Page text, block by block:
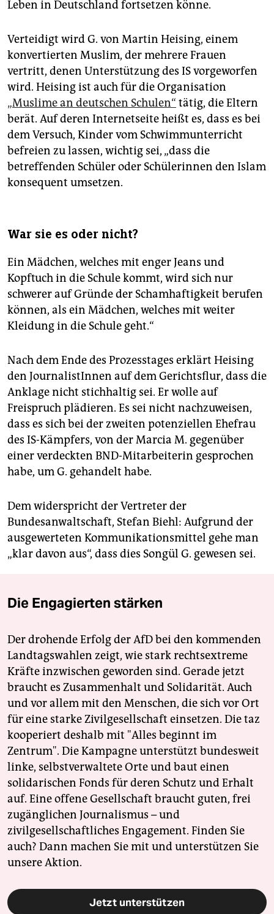
Leben in Deutschland fortsetzen könne.
Verteidigt wird G. von Martin Heising, einem
konvertierten Muslim, der mehrere Frauen
vertritt, denen Unterstützung des IS vorgeworfen
wird. Heising ist auch für die Organisation
„Muslime an deutschen Schulen“ tätig, die Eltern
berät. Auf deren Internetseite heißt es, dass es bei
dem Versuch, Kinder vom Schwimmunterricht
befreien zu lassen, wichtig sei, „dass die
betreffenden Schüler oder Schülerinnen den Islam
konsequent umsetzen.
War sie es oder nicht?
Ein Mädchen, welches mit enger Jeans und
Kopftuch in die Schule kommt, wird sich nur
schwerer auf Gründe der Schamhaftigkeit berufen
können, als ein Mädchen, welches mit weiter
Kleidung in die Schule geht.“
Nach dem Ende des Prozesstages erklärt Heising
den JournalistInnen auf dem Gerichtsflur, dass die
Anklage nicht stichhaltig sei. Er wolle auf
Freispruch plädieren. Es sei nicht nachzuweisen,
dass es sich bei der zweiten potenziellen Ehefrau
des IS-Kämpfers, von der Marcia M. gegenüber
einer verdeckten BND-Mitarbeiterin gesprochen
habe, um G. gehandelt habe.
Dem widerspricht der Vertreter der
Bundesanwaltschaft, Stefan Biehl: Aufgrund der
ausgewerteten Kommunikationsmittel gehe man
„klar davon aus“, dass dies Songül G. gewesen sei.
Die Engagierten stärken
Der drohende Erfolg der AfD bei den kommenden
Landtagswahlen zeigt, wie stark rechtsextreme
Kräfte inzwischen geworden sind. Gerade jetzt
braucht es Zusammenhalt und Solidarität. Auch
und vor allem mit den Menschen, die sich vor Ort
für eine starke Zivilgesellschaft einsetzen. Die taz
kooperiert deshalb mit "Alles beginnt im
Zentrum". Die Kampagne unterstützt bundesweit
linke, selbstverwaltete Orte und baut einen
solidarischen Fonds für deren Schutz und Erhalt
auf. Eine offene Gesellschaft braucht guten, frei
zugänglichen Journalismus – und
zivilgesellschaftliches Engagement. Finden Sie
auch? Dann machen Sie mit und unterstützen Sie
unsere Aktion.
Jetzt unterstützen